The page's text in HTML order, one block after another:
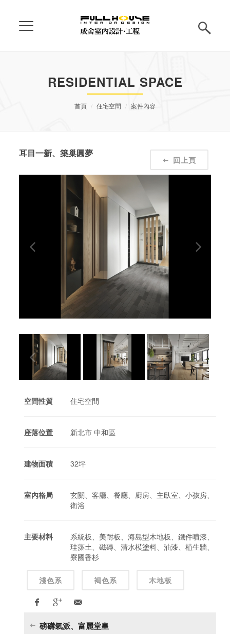
RESIDENTIAL SPACE
首頁 住宅空間 案件內容
耳目一新、築巢圓夢
回上頁
空間性質 住宅空間
座落位置 新北市 中和區
建物面積 32坪
室內格局
玄關、客廳、餐廳、廚房、主臥室、小孩房、
衛浴
主要材料
系統板、美耐板、海島型木地板、鐵件噴漆、
珪藻土、磁磚、清水模塗料、油漆、植生牆、
寮國香杉
淺色系 褐色系 木地板
磅礴氣派、富麗堂皇